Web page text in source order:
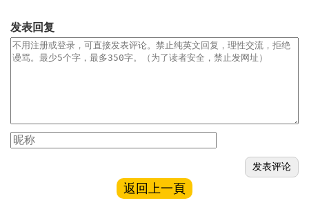
发表回复
返回上一頁